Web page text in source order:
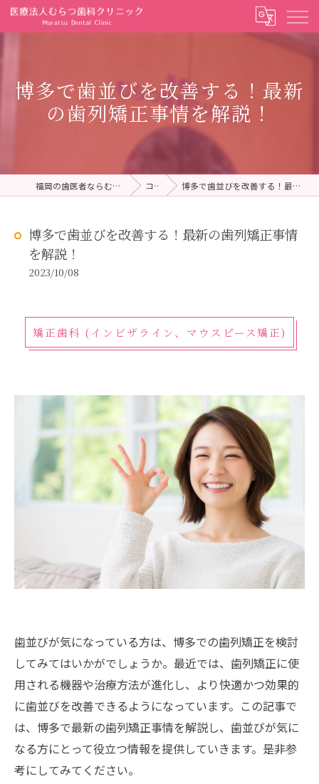
博多で歯並びを改善する！最新
の歯列矯正事情を解説！
福岡の歯医者ならむらつ歯科クリニック コラム 博多で歯並びを改善する！最新の歯列矯正事情を解説！
博多で歯並びを改善する！最新の歯列矯正事情
を解説！
2023/10/08
矯正歯科 (インビザライン、マウスピース矯正)
歯並びが気になっている方は、博多での歯列矯正を検討
してみてはいかがでしょうか。最近では、歯列矯正に使
用される機器や治療方法が進化し、より快適かつ効果的
に歯並びを改善できるようになっています。この記事で
は、博多で最新の歯列矯正事情を解説し、歯並びが気に
なる方にとって役立つ情報を提供していきます。是非参
考にしてみてください。